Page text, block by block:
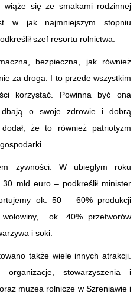
wiąże się ze smakami rodzinnej
w jak najmniejszym stopniu
szef resortu rolnictwa.
bezpieczna, jak również
za droga. I to przede wszystkim
korzystać. Powinna być ona
o swoje zdrowie i dobrą
że to również patriotyzm
żywności. W ubiegłym roku
mld euro – podkreślił minister
ok. 50 – 60% produkcji
ok. 40% przetworów
i soki.
także wiele innych atrakcji.
organizacje, stowarzyszenia i
muzea rolnicze w Szreniawie i